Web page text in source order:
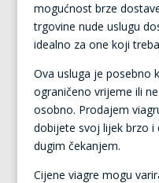
mogućnost brze
trgovine nude uslugu
idealno za one koji
Ova usluga je posebno
ograničeno vrijeme ili
osobno. Prodajem
dobijete svoj lijek brzo i
dugim čekanjem.
Cijene viagre mogu